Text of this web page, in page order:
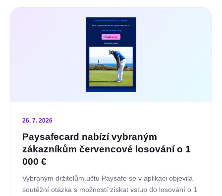
26. 7. 2026
Paysafecard nabízí vybraným
zákazníkům červencové losování o 1
000 €
Vybraným držitelům účtu Paysafe se v aplikaci objevila
soutěžní otázka s možností získat vstup do losování o 1